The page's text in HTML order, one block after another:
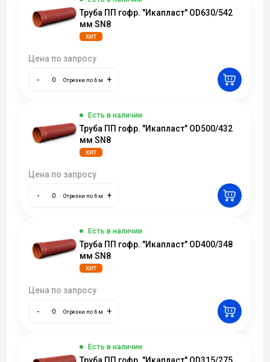
Труба ПП гофр. "Икапласт" OD630/542
мм SN8
ХИТ
Цена по запросу
- Отрезки по 6 м +
Есть в наличии
Труба ПП гофр. "Икапласт" OD500/432
мм SN8
ХИТ
Цена по запросу
- Отрезки по 6 м +
Есть в наличии
Труба ПП гофр. "Икапласт" OD400/348
мм SN8
ХИТ
Цена по запросу
- Отрезки по 6 м +
Есть в наличии